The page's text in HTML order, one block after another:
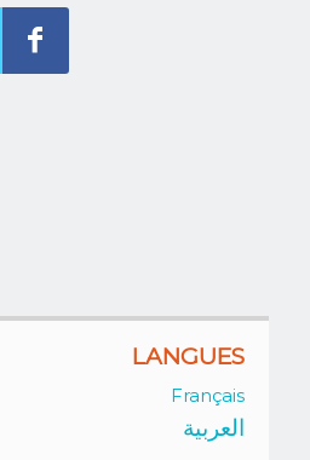
LANGUES
Français
العربية